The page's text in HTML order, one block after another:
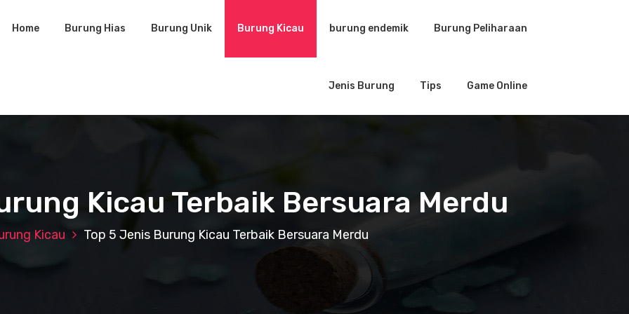
Home Burung Hias Burung Unik Burung Kicau burung endemik Burung Peliharaan
Jenis Burung Tips Game Online
Kicau Terbaik Bersuara Merdu
Kicau Top 5 Jenis Burung Kicau Terbaik Bersuara Merdu